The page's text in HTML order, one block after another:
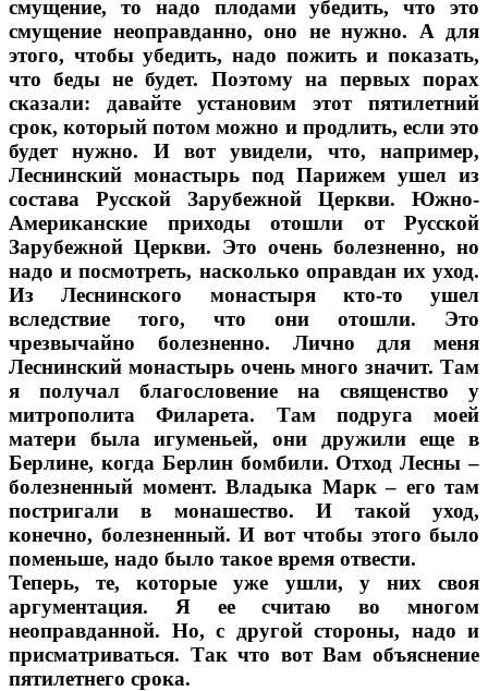
смущение, то надо плодами убедить, что это
смущение неоправданно, оно не нужно. А для
этого, чтобы убедить, надо пожить и показать,
что беды не будет. Поэтому на первых порах
сказали: давайте установим этот пятилетний
срок, который потом можно и продлить, если это
будет нужно. И вот увидели, что, например,
Леснинский монастырь под Парижем ушел из
состава Русской Зарубежной Церкви. Южно-
Американские приходы отошли от Русской
Зарубежной Церкви. Это очень болезненно, но
надо и посмотреть, насколько оправдан их уход.
Из Леснинского монастыря кто-то ушел
вследствие того, что они отошли. Это
чрезвычайно болезненно. Лично для меня
Леснинский монастырь очень много значит. Там
я получал благословение на священство у
митрополита Филарета. Там подруга моей
матери была игуменьей, они дружили еще в
Берлине, когда Берлин бомбили. Отход Лесны –
болезненный момент. Владыка Марк – его там
постригали в монашество. И такой уход,
конечно, болезненный. И вот чтобы этого было
поменьше, надо было такое время отвести.
Теперь, те, которые уже ушли, у них своя
аргументация. Я ее считаю во многом
неоправданной. Но, с другой стороны, надо и
присматриваться. Так что вот Вам объяснение
пятилетнего срока.